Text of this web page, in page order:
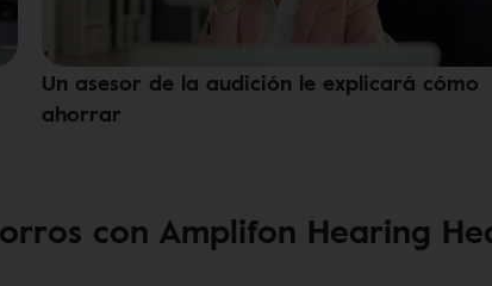
Un asesor de la audición le explicará cómo
ahorrar
con Amplifon Hearing